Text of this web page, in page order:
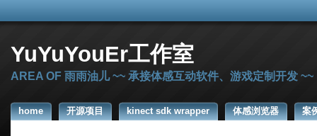
YuYuYouEr工作室
AREA OF 雨雨油儿 ~~ 承接体感互动软件、游戏定制开发 ~~
home 开源项目 kinect sdk wrapper 体感浏览器 案